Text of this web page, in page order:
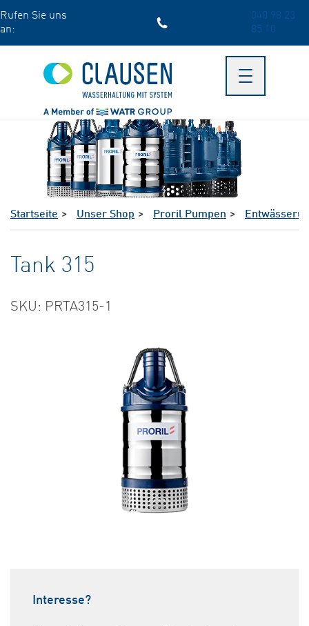
Skip
to
content
Rufen Sie uns
an:
040 98 23
85 10
Toggle
navigation
Startseite Unser Shop Proril Pumpen
Tank 315
SKU: PRTA315-1
Interesse?